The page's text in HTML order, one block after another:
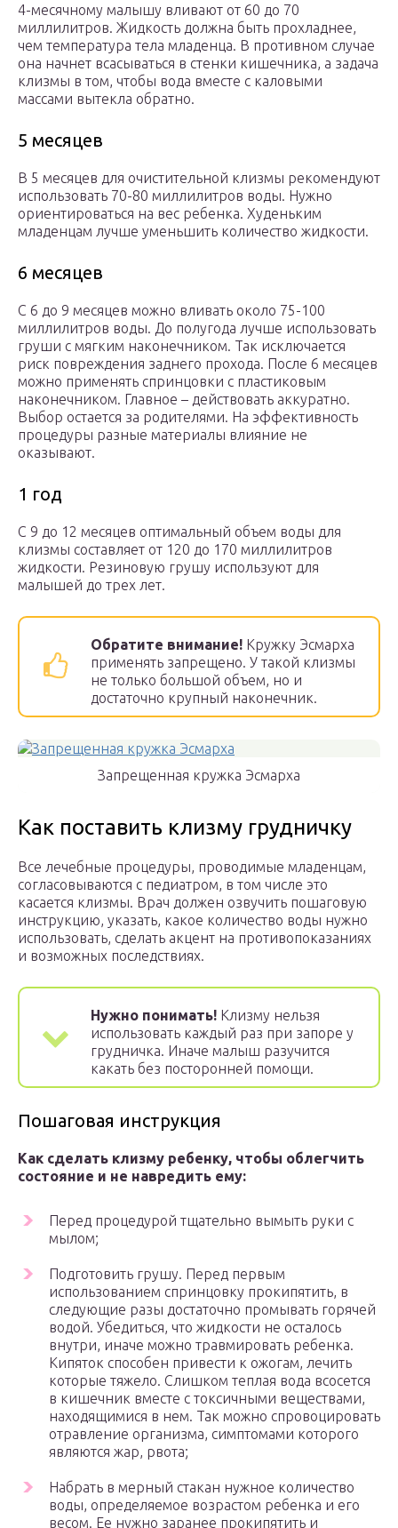
4-месячному малышу вливают от 60 до 70
миллилитров. Жидкость должна быть прохладнее,
чем температура тела младенца. В противном случае
она начнет всасываться в стенки кишечника, а задача
клизмы в том, чтобы вода вместе с каловыми
массами вытекла обратно.
5 месяцев
В 5 месяцев для очистительной клизмы рекомендуют
использовать 70-80 миллилитров воды. Нужно
ориентироваться на вес ребенка. Худеньким
младенцам лучше уменьшить количество жидкости.
6 месяцев
С 6 до 9 месяцев можно вливать около 75-100
миллилитров воды. До полугода лучше использовать
груши с мягким наконечником. Так исключается
риск повреждения заднего прохода. После 6 месяцев
можно применять спринцовки с пластиковым
наконечником. Главное – действовать аккуратно.
Выбор остается за родителями. На эффективность
процедуры разные материалы влияние не
оказывают.
1 год
С 9 до 12 месяцев оптимальный объем воды для
клизмы составляет от 120 до 170 миллилитров
жидкости. Резиновую грушу используют для
малышей до трех лет.
Обратите внимание! Кружку Эсмарха
применять запрещено. У такой клизмы
не только большой объем, но и
достаточно крупный наконечник.
Запрещенная кружка Эсмарха
Как поставить клизму грудничку
Все лечебные процедуры, проводимые младенцам,
согласовываются с педиатром, в том числе это
касается клизмы. Врач должен озвучить пошаговую
инструкцию, указать, какое количество воды нужно
использовать, сделать акцент на противопоказаниях
и возможных последствиях.
Нужно понимать! Клизму нельзя
использовать каждый раз при запоре у
грудничка. Иначе малыш разучится
какать без посторонней помощи.
Пошаговая инструкция
Как сделать клизму ребенку, чтобы облегчить
состояние и не навредить ему:
Перед процедурой тщательно вымыть руки с
мылом;
Подготовить грушу. Перед первым
использованием спринцовку прокипятить, в
следующие разы достаточно промывать горячей
водой. Убедиться, что жидкости не осталось
внутри, иначе можно травмировать ребенка.
Кипяток способен привести к ожогам, лечить
которые тяжело. Слишком теплая вода всосется
в кишечник вместе с токсичными веществами,
находящимися в нем. Так можно спровоцировать
отравление организма, симптомами которого
являются жар, рвота;
Набрать в мерный стакан нужное количество
воды, определяемое возрастом ребенка и его
весом. Ее нужно заранее прокипятить и